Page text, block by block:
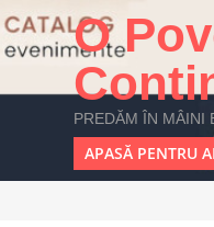
O
PREDĂM ÎN MÂINI
APASĂ PENTRU